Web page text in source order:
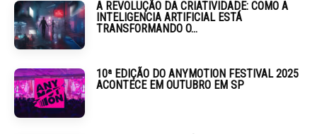
A REVOLUÇÃO DA CRIATIVIDADE: COMO A
INTELIGENCIA ARTIFICIAL ESTÁ
TRANSFORMANDO O...
10ª EDIÇÃO DO ANYMOTION FESTIVAL 2025
ACONTECE EM OUTUBRO EM SP